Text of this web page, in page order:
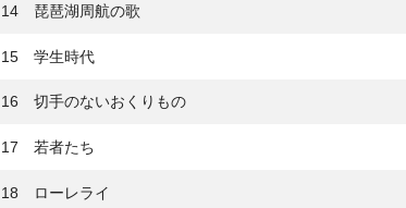
14 琵琶湖周航の歌
15 学生時代
16 切手のないおくりもの
17 若者たち
18 ローレライ